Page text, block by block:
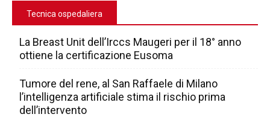
Tecnica ospedaliera
La Breast Unit dell’Irccs Maugeri per il 18° anno
ottiene la certificazione Eusoma
Tumore del rene, al San Raffaele di Milano
l’intelligenza artificiale stima il rischio prima
dell’intervento